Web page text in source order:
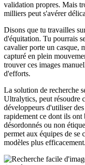
validation propres. Mais
milliers peut s'avérer
Disons que tu travailles
d'équitation. Tu pourrais
cavalier porte un casque,
capturé en plein
trouver ces images
d'efforts.
La solution de recherche
Ultralytics, peut résoudre
développeurs d'utiliser
rapidement ce dont ils ont
désordonnés ou non
permet aux équipes de se
modèles plus efficacement.